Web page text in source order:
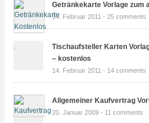
Getränkekarte Vorlage zum
14. Februar 2011 - 25 comments
Tischaufsteller Karten
– kostenlos
14. Februar 2011 - 14 comments
Allgemeiner Kaufvertrag
20. Januar 2009 - 11 comments